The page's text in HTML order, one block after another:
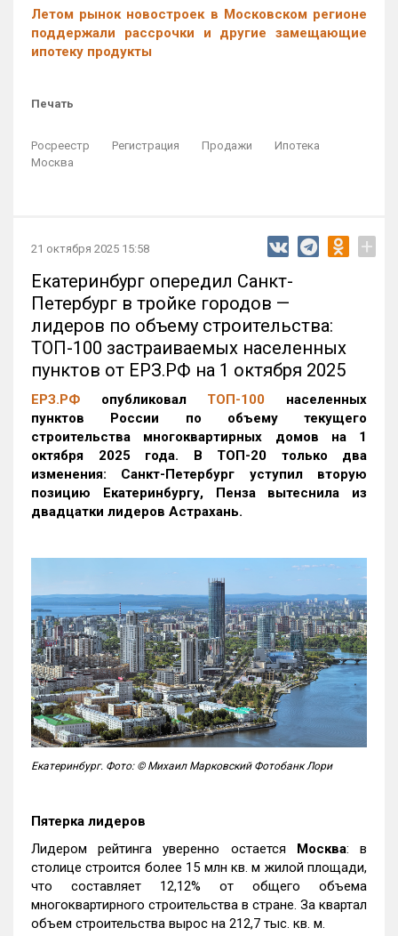
Летом рынок новостроек в Московском регионе
поддержали рассрочки и другие замещающие
ипотеку продукты
Печать
Росреестр Регистрация Продажи
Ипотека
Москва
21 октября 2025 15:58 +
Екатеринбург опередил Санкт-
Петербург в тройке городов —
лидеров по объему строительства:
ТОП-100 застраиваемых населенных
пунктов от ЕРЗ.РФ на 1 октября 2025
ЕРЗ.РФ опубликовал ТОП-100 населенных
пунктов России по объему текущего
строительства многоквартирных домов на 1
октября 2025 года. В ТОП-20 только два
изменения: Санкт-Петербург уступил вторую
позицию Екатеринбургу, Пенза вытеснила из
двадцатки лидеров Астрахань.
Екатеринбург. Фото: © Михаил Марковский Фотобанк Лори
Пятерка лидеров
Лидером рейтинга уверенно остается Москва: в
столице строится более 15 млн кв. м жилой площади,
что составляет 12,12% от общего объема
многоквартирного строительства в стране. За квартал
объем строительства вырос на 212,7 тыс. кв. м.